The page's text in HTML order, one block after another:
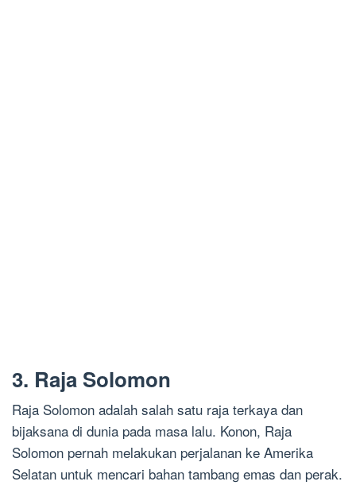
3. Raja Solomon
Raja Solomon adalah salah satu raja terkaya dan
bijaksana di dunia pada masa lalu. Konon, Raja
Solomon pernah melakukan perjalanan ke Amerika
Selatan untuk mencari bahan tambang emas dan perak.